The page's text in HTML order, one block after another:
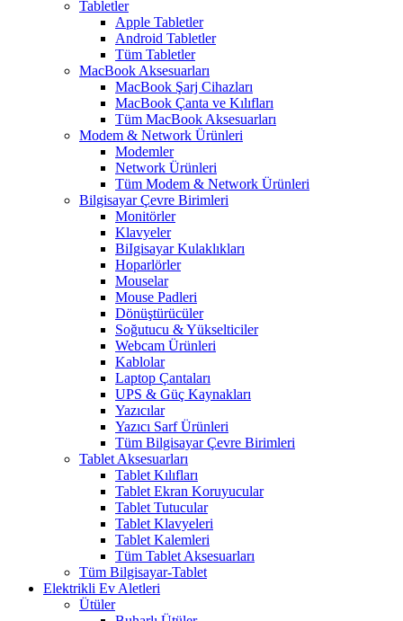
Tabletler
Apple Tabletler
Android Tabletler
Tüm Tabletler
MacBook Aksesuarları
MacBook Şarj Cihazları
MacBook Çanta ve Kılıfları
Tüm MacBook Aksesuarları
Modem & Network Ürünleri
Modemler
Network Ürünleri
Tüm Modem & Network Ürünleri
Bilgisayar Çevre Birimleri
Monitörler
Klavyeler
BiIgisayar Kulaklıkları
Hoparlörler
Mouselar
Mouse Padleri
Dönüştürücüler
Soğutucu & Yükselticiler
Webcam Ürünleri
Kablolar
Laptop Çantaları
UPS & Güç Kaynakları
Yazıcılar
Yazıcı Sarf Ürünleri
Tüm Bilgisayar Çevre Birimleri
Tablet Aksesuarları
Tablet Kılıfları
Tablet Ekran Koruyucular
Tablet Tutucular
Tablet Klavyeleri
Tablet Kalemleri
Tüm Tablet Aksesuarları
Tüm Bilgisayar-Tablet
Elektrikli Ev Aletleri
Ütüler